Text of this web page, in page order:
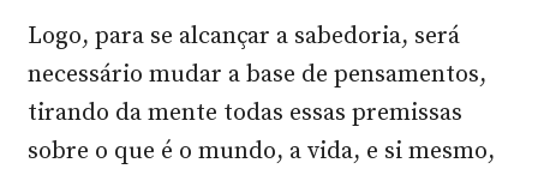
Logo, para se alcançar a sabedoria, será
necessário mudar a base de pensamentos,
tirando da mente todas essas premissas
sobre o que é o mundo, a vida, e si mesmo,